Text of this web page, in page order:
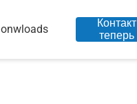
Контакт
теперь